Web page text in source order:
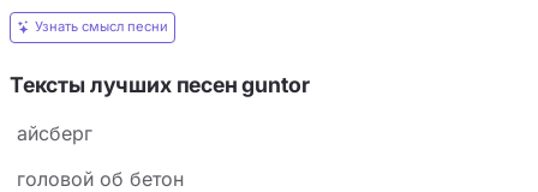
Узнать смысл песни
Тексты лучших песен guntor
айсберг
головой об бетон